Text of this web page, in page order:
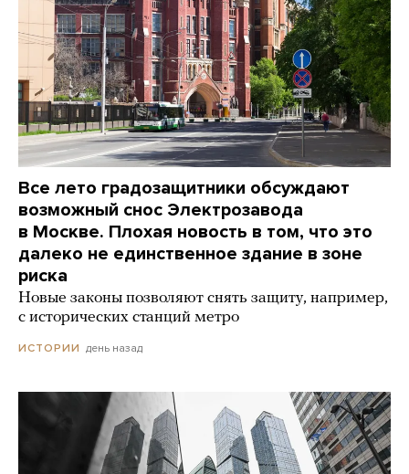
Все лето градозащитники обсуждают
возможный снос Электрозавода
в Москве. Плохая новость в том, что это
далеко не единственное здание в зоне
риска
Новые законы позволяют снять защиту, например,
с исторических станций метро
ИСТОРИИ день назад